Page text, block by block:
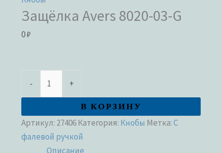
Защёлка Avers 8020-03-G
0₽
- +
В КОРЗИНУ
Артикул: 27406Категория: Кнобы Метка:С
фалевой ручкой
Описание